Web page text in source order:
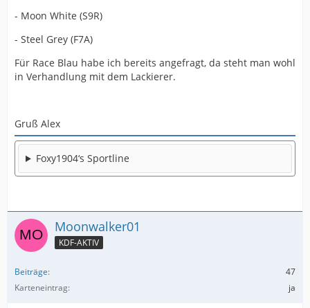
- Moon White (S9R)
- Steel Grey (F7A)
Für Race Blau habe ich bereits angefragt, da steht man wohl
in Verhandlung mit dem Lackierer.
Gruß Alex
Foxy1904‘s Sportline
Moonwalker01
KDF-AKTIV
Beiträge
47
Karteneintrag
ja